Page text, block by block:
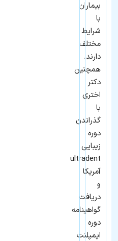
بیماران
با
شرایط
مختلف
دارند.
همچنین
دکتر
اختری
با
گذراندن
دوره
زیبایی
ultradent
آمریکا
و
دریافت
گواهینامه
دوره
ایمپلنت